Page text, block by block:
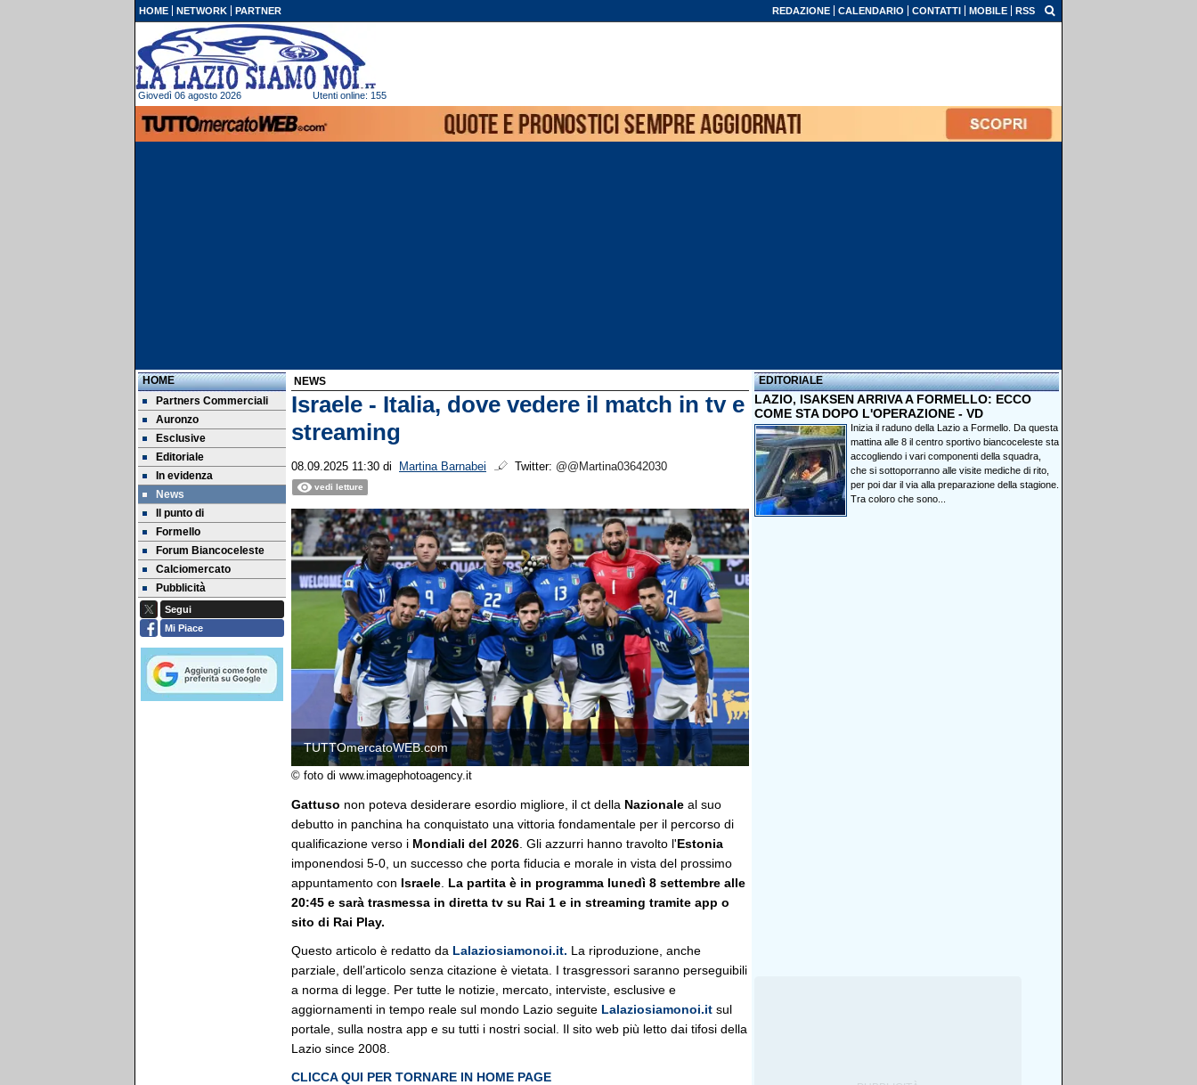
HOME NETWORK PARTNER REDAZIONE CALENDARIO CONTATTI MOBILE RSS
Giovedì 06 agosto 2026 Utenti online: 155
HOME
Partners Commerciali
Auronzo
Esclusive
Editoriale
In evidenza
News
Il punto di
Formello
Forum Biancoceleste
Calciomercato
Pubblicità
Segui
Mi Piace
NEWS
Israele - Italia, dove vedere il match in tv e
streaming
08.09.2025 11:30 di Martina Barnabei Twitter: @@Martina03642030
vedi letture
TUTTOmercatoWEB.com
© foto di www.imagephotoagency.it
Gattuso non poteva desiderare esordio migliore, il ct della Nazionale al suo
debutto in panchina ha conquistato una vittoria fondamentale per il percorso di
qualificazione verso i Mondiali del 2026 . Gli azzurri hanno travolto l'Estonia
imponendosi 5-0, un successo che porta fiducia e morale in vista del prossimo
appuntamento con Israele La partita è in programma lunedì 8 settembre alle
20:45 e sarà trasmessa in diretta tv su Rai 1 e in streaming tramite app o
sito di Rai Play.
Questo articolo è redatto da Lalaziosiamonoi.it. La riproduzione, anche
parziale, dell’articolo senza citazione è vietata. I trasgressori saranno perseguibili
a norma di legge. Per tutte le notizie, mercato, interviste, esclusive e
aggiornamenti in tempo reale sul mondo Lazio seguite Lalaziosiamonoi.it sul
portale, sulla nostra app e su tutti i nostri social. Il sito web più letto dai tifosi della
Lazio since 2008.
CLICCA QUI PER TORNARE IN HOME PAGE
EDITORIALE
LAZIO, ISAKSEN ARRIVA A FORMELLO: ECCO
COME STA DOPO L'OPERAZIONE - VD
Inizia il raduno della Lazio a Formello. Da questa
mattina alle 8 il centro sportivo biancoceleste sta
accogliendo i vari componenti della squadra,
che si sottoporranno alle visite mediche di rito,
per poi dar il via alla preparazione della stagione.
Tra coloro che sono...